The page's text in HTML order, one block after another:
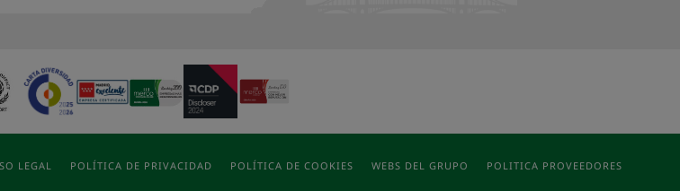
LEGAL POLÍTICA DE PRIVACIDAD POLÍTICA DE COOKIES WEBS DEL GRUPO POLITICA PROVEEDORES